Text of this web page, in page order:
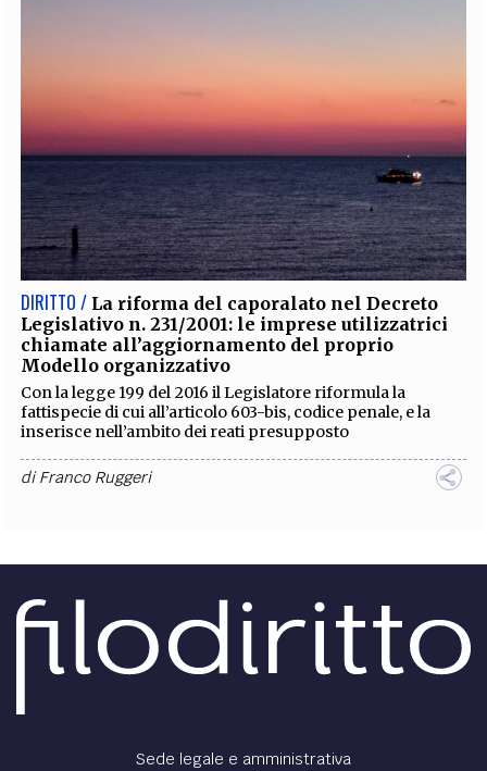
DIRITTO / La riforma del caporalato nel Decreto
Legislativo n. 231/2001: le imprese utilizzatrici
chiamate all’aggiornamento del proprio
Modello organizzativo
Con la legge 199 del 2016 il Legislatore riformula la
fattispecie di cui all’articolo 603-bis, codice penale, e la
inserisce nell’ambito dei reati presupposto
diFranco Ruggeri
Sede legale e amministrativa